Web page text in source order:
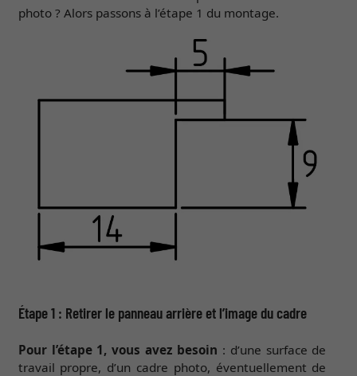
photo ? Alors passons à l’étape 1 du montage.
Étape 1 : Retirer le panneau arrière et l’image du cadre
Pour l’étape 1, vous avez besoin : d’une surface de
travail propre, d’un cadre photo, éventuellement de